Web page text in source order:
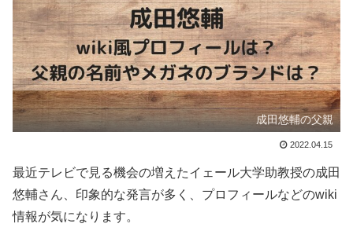
成田悠輔の父親
2022.04.15
最近テレビで見る機会の増えたイェール大学助教授の成田
悠輔さん、印象的な発言が多く、プロフィールなどのwiki
情報が気になります。